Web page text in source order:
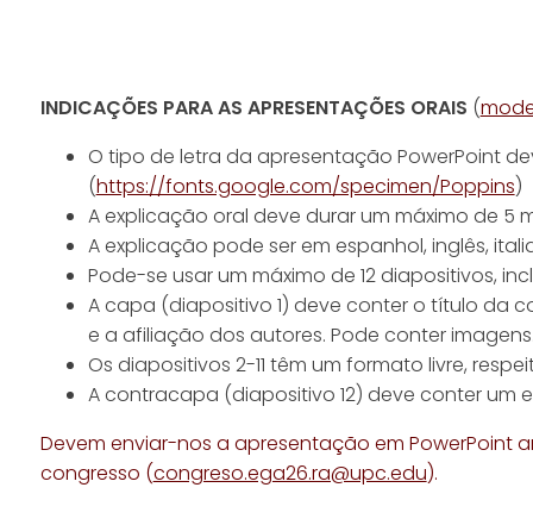
INDICAÇÕES PARA AS APRESENTAÇÕES ORAIS (
O tipo de letra da apresentação PowerPoint
(https://fonts.google.com/specimen/Poppins)
A explicação oral deve durar um máximo de 5
A explicação pode ser em espanhol, inglês,
Pode-se usar um máximo de 12 diapositivos,
A capa (diapositivo 1) deve conter o título da
e a afiliação dos autores. Pode conter
Os diapositivos 2-11 têm um formato livre,
A contracapa (diapositivo 12) deve conter um
Devem enviar-nos a apresentação em PowerPoint
congresso (congreso.ega26.ra@upc.edu).